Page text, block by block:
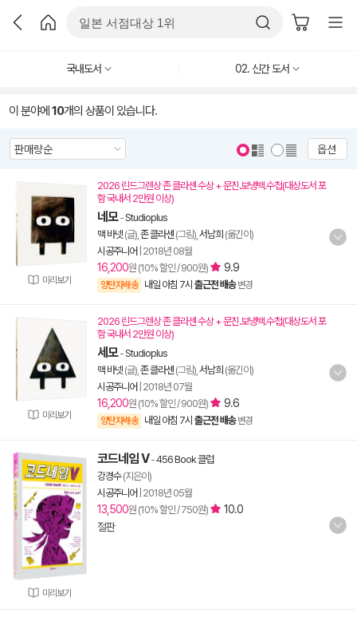
국내도서 02. 신간 도서
이 분야에 10개의 상품이 있습니다.
옵션
미리보기
2026 린드그렌상 존 클라센 수상 + 문진.보냉백.수첩(대상도서 포
함 국내서 2만원 이상)
네모-Studioplus
맥 바넷 (글), 존 클라센 (그림), 서남희 (옮긴이)
시공주니어 2018년 08월
16,200원 (10% 할인 / 900원) 9.9
양탄자배송 내일 아침 7시 출근전 배송 변경
미리보기
2026 린드그렌상 존 클라센 수상 + 문진.보냉백.수첩(대상도서 포
함 국내서 2만원 이상)
세모-Studioplus
맥 바넷 (글), 존 클라센 (그림), 서남희 (옮긴이)
시공주니어 2018년 07월
16,200원 (10% 할인 / 900원) 9.6
양탄자배송 내일 아침 7시 출근전 배송 변경
미리보기
코드네임 V-456 Book 클럽
강경수(지은이)
시공주니어 2018년 05월
13,500원 (10% 할인 / 750원)
10.0
절판